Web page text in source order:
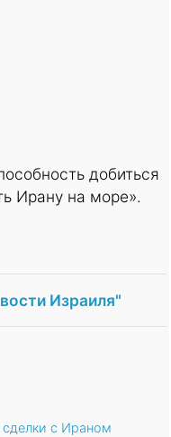
добиться
Ирану на море».
Израиля"
с Ираном